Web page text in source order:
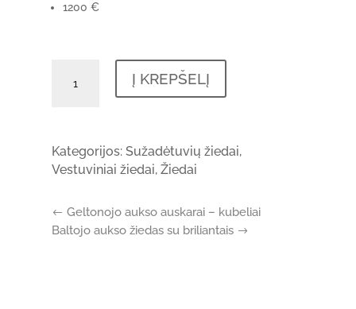
1200 €
kiekis:
briliantais
Į KREPŠELĮ
Kategorijos: Sužadėtuvių žiedai,
Vestuviniai žiedai, Žiedai
Geltonojo aukso auskarai – kubeliai
Baltojo aukso žiedas su briliantais